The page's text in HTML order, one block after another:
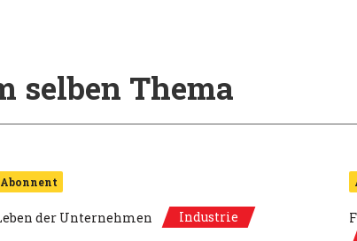
selben Thema
Abonnent
der Unternehmen Industrie